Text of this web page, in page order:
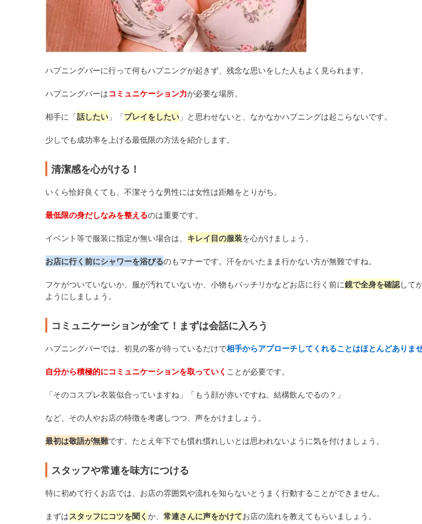
ハプニングバーに行って何もハプニングが起きず、残念な思いをした人もよく見られます。
ハプニングバーはコミュニケーション力が必要な場所。
相手に「話したい 」「プレイをしたい 」と思わせないと、なかなかハプニングは起こらないです。
少しでも成功率を上げる最低限の方法を紹介します。
清潔感を心がける！
いくら恰好良くても、不潔そうな男性には女性は距離をとりがち。
最低限の身だしなみを整えるのは重要です。
イベント等で服装に指定が無い場合は、 キレイ目の服装を心がけましょう。
お店に行く前にシャワーを浴びるのもマナーです。汗をかいたまま行かない方が無難ですね。
フケがついていないか、服が汚れていないか、小物もバッチリかなどお店に行く前に鏡で全身を確認して
ようにしましょう。
コミュニケーションが全て！まずは会話に入ろう
ハプニングバーでは、初見の客が待っているだけで相手からアプローチしてくれることはほとんどありま
自分から積極的にコミュニケーションを取っていく ことが必要です。
「そのコスプレ衣装似合っていますね」「もう顔が赤いですね。結構飲んでるの？」
など、その人やお店の特徴を考慮しつつ、声をかけましょう。
最初は敬語が無難です。たとえ年下でも慣れ慣れしいとは思われないように気を付けましょう。
スタッフや常連を味方につける
特に初めて行くお店では、お店の雰囲気や流れを知らないとうまく行動することができません。
まずはスタッフにコツを聞く か、 常連さんに声をかけてお店の流れを教えてもらいましょう。